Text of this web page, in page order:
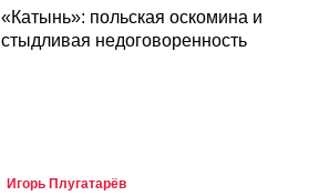
«Катынь»: польская оскомина и
стыдливая недоговоренность
Игорь Плугатарёв